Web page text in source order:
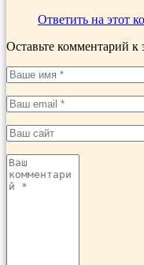
Ответить на этот
Оставьте комментарий к